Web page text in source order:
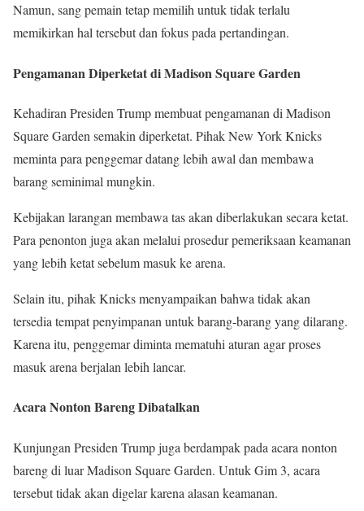
Namun, sang pemain tetap memilih untuk tidak terlalu
memikirkan hal tersebut dan fokus pada pertandingan.
Pengamanan Diperketat di Madison Square Garden
Kehadiran Presiden Trump membuat pengamanan di Madison
Square Garden semakin diperketat. Pihak New York Knicks
meminta para penggemar datang lebih awal dan membawa
barang seminimal mungkin.
Kebijakan larangan membawa tas akan diberlakukan secara ketat.
Para penonton juga akan melalui prosedur pemeriksaan keamanan
yang lebih ketat sebelum masuk ke arena.
Selain itu, pihak Knicks menyampaikan bahwa tidak akan
tersedia tempat penyimpanan untuk barang-barang yang dilarang.
Karena itu, penggemar diminta mematuhi aturan agar proses
masuk arena berjalan lebih lancar.
Acara Nonton Bareng Dibatalkan
Kunjungan Presiden Trump juga berdampak pada acara nonton
bareng di luar Madison Square Garden. Untuk Gim 3, acara
tersebut tidak akan digelar karena alasan keamanan.